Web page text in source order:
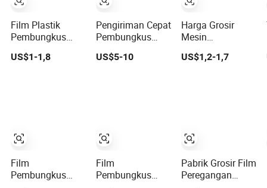
Film Plastik
Pembungkus
Stretch Shrink
untuk
US$1-1,8
Film
Pembungkus
Pengiriman Cepat
Pembungkus
Palet LLDPE Film
Regangan
US$5-10
Film
Pembungkus
Harga Grosir
Mesin
Pembungkus
Jernih Film
US$1,2-1,7
Pabrik Grosir Film
Peregangan